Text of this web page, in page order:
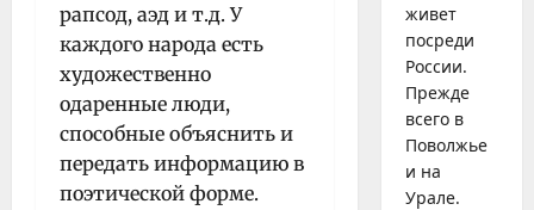
рапсод, аэд и т.д. У
каждого народа есть
художественно
одаренные люди,
способные объяснить и
передать информацию в
поэтической форме.
живет
посреди
России.
Прежде
всего в
Поволжье
и на
Урале.